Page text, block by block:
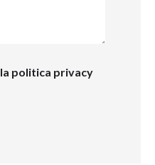
la politica privacy